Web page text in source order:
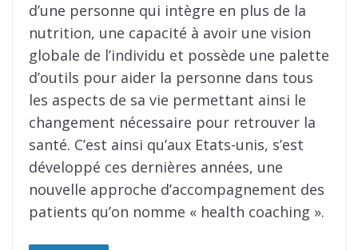
d’une personne qui intègre en plus de la
nutrition, une capacité à avoir une vision
globale de l’individu et possède une palette
d’outils pour aider la personne dans tous
les aspects de sa vie permettant ainsi le
changement nécessaire pour retrouver la
santé. C’est ainsi qu’aux Etats-unis, s’est
développé ces dernières années, une
nouvelle approche d’accompagnement des
patients qu’on nomme « health coaching ».